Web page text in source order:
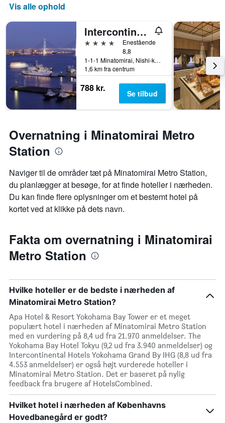
Vis alle ophold
Intercontinental Hotels Yokohama Grand By IHG
4 stjerner
Enestående
8,8
1-1-1 Minatomirai, Nishi-ku, Yokohama, Japan
1,6 km fra centrum
788 kr. Se tilbud
Overnatning i Minatomirai Metro
Station
Naviger til de områder tæt på Minatomirai Metro Station,
du planlægger at besøge, for at finde hoteller i nærheden.
Du kan finde flere oplysninger om et bestemt hotel på
kortet ved at klikke på dets navn.
Fakta om overnatning i Minatomirai
Metro Station
Hvilke hoteller er de bedste i nærheden af
Minatomirai Metro Station?
Apa Hotel & Resort Yokohama Bay Tower er et meget
populært hotel i nærheden af Minatomirai Metro Station
med en vurdering på 8,4 ud fra 21.970 anmeldelser. The
Yokohama Bay Hotel Tokyu (9,2 ud fra 3.940 anmeldelser) og
Intercontinental Hotels Yokohama Grand By IHG (8,8 ud fra
4.553 anmeldelser) er også højt vurderede hoteller i
Minatomirai Metro Station. Det er baseret på nylig
feedback fra brugere af HotelsCombined.
Hvilket hotel i nærheden af Københavns
Hovedbanegård er godt?